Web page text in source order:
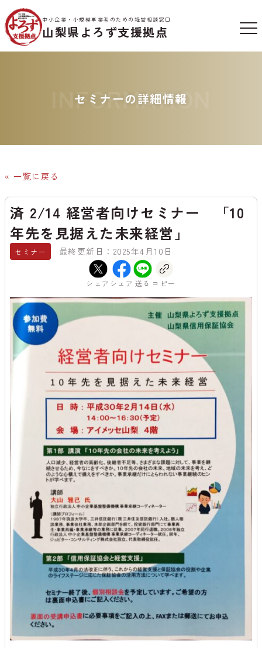
中小企業・小規模事業者のための経営相談窓口
山梨県よろず支援拠点
セミナーの詳細情報
INFORMATION
« 一覧に戻る
済 2/14 経営者向けセミナー 「10
年先を見据えた未来経営」
セミナー 最終更新日：2025年4月10日
シェア シェア 送る コピー